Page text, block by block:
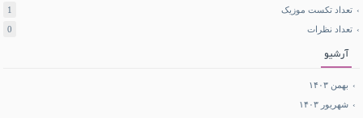
تعداد تکست موزیک
1
تعداد نظرات
0
آرشیو
بهمن ۱۴۰۳
شهریور ۱۴۰۳